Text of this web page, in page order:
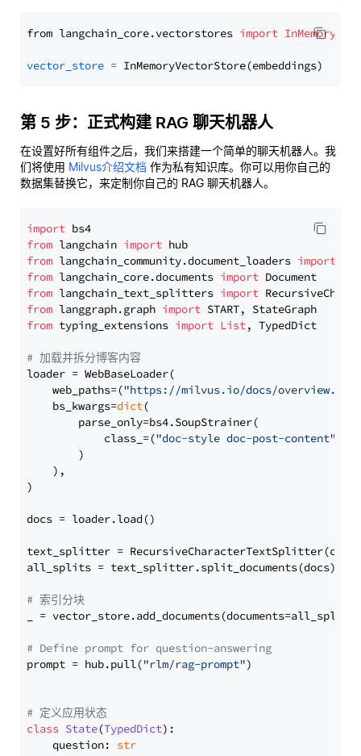
from langchain_core.vectorstores import
vector_store =
第 5 步：正式构建 RAG 聊天机器人
在设置好所有组件之后，我们来搭建一个简单的聊天机器人。我
们将使用 Milvus介绍文档 作为私有知识库。你可以用你自己的
数据集替换它，来定制你自己的 RAG 聊天机器人。
import
from langchain import
from langchain_community.document_loaders import
from langchain_core.documents import
from langchain_text_splitters import
from langgraph.graph import
from typing_extensions import List, TypedDict
# 加载并拆分博客内容
loader = WebBaseLoader(
    web_paths=(
"https://milvus.io/docs/overview.md"
    bs_kwargs=
dict(
        parse_only=bs4.SoupStrainer(
            class_=(
"doc-style doc-post-content"
        )
    ),
)
docs = loader.load()
text_splitter =
all_splits = text_splitter.split_documents(docs)
# 索引分块
_ = vector_store.add_documents(documents=all_splits)
# Define prompt for question-answering
prompt = hub.pull("rlm/rag-prompt")
# 定义应用状态
class State(TypedDict):
    question:
str